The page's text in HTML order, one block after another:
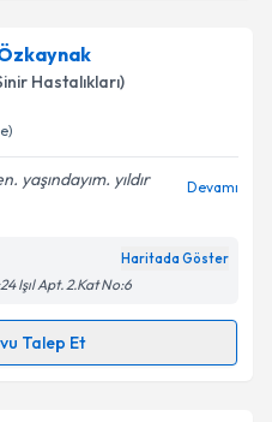
Hastalıkları)
yaşındayım. yıldır
Devamı
Haritada Göster
Işıl Apt. 2.Kat No:6
Talep Et